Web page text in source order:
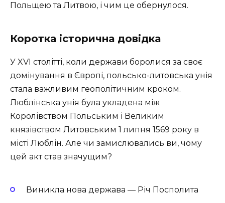
Польщею та Литвою, і чим це обернулося.
Коротка історична довідка
У XVI столітті, коли держави боролися за своє
домінування в Європі, польсько-литовська унія
стала важливим геополітичним кроком.
Люблінська унія була укладена між
Королівством Польським і Великим
князівством Литовським 1 липня 1569 року в
місті Люблін. Але чи замислювались ви, чому
цей акт став значущим?
Виникла нова держава — Річ Посполита